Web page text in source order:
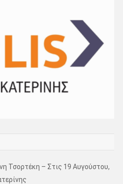
Τσορτέκη – Στις 19 Αυγούστου,